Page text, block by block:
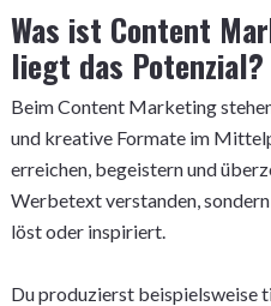
Was ist Content
liegt das Potenzial?
Beim Content Marketing
und kreative Formate im
erreichen, begeistern und
Werbetext verstanden,
löst oder inspiriert.
Du produzierst beispielsweise